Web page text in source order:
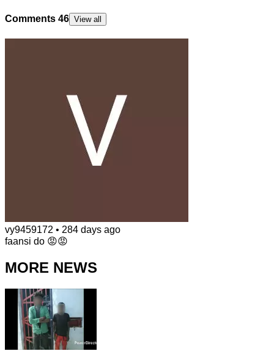
Comments 46 View all
vy9459172 • 284 days ago
faansi do 😡😡
MORE NEWS